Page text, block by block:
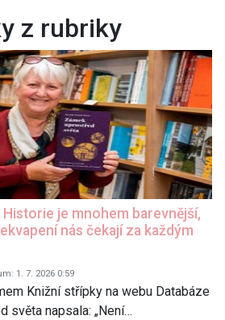
z rubriky
je mnohem barevnější,
nás čekají za každým
1. 7. 2026 0:59
Knižní střípky na webu Databáze
světa napsala: „Není…